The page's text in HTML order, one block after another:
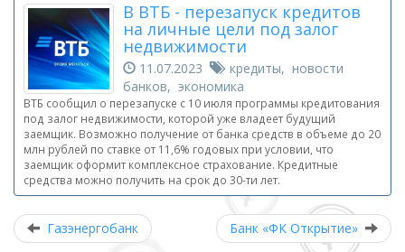
В ВТБ - перезапуск кредитов
на личные цели под залог
недвижимости
11.07.2023
кредиты, новости
банков, экономика
ВТБ сообщил о перезапуске с 10 июля программы кредитования
под залог недвижимости, которой уже владеет будущий
заемщик. Возможно получение от банка средств в объеме до 20
млн рублей по ставке от 11,6% годовых при условии, что
заемщик оформит комплексное страхование. Кредитные
средства можно получить на срок до 30-ти лет.
Газэнергобанк Банк «ФК Открытие»